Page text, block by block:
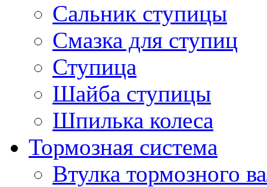
Сальник ступицы
Смазка для ступиц
Ступица
Шайба ступицы
Шпилька колеса
Тормозная система
Втулка тормозного